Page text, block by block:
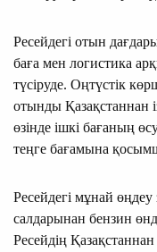
Ресейдегі отын
баға мен логистика
түсіруде. Оңтүстік
отынды Қазақстаннан
өзінде ішкі бағаның
теңге бағамына
Ресейдегі мұнай
салдарынан бензин
Ресейдің